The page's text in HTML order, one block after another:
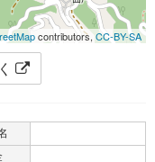
contributors, CC-BY-SA